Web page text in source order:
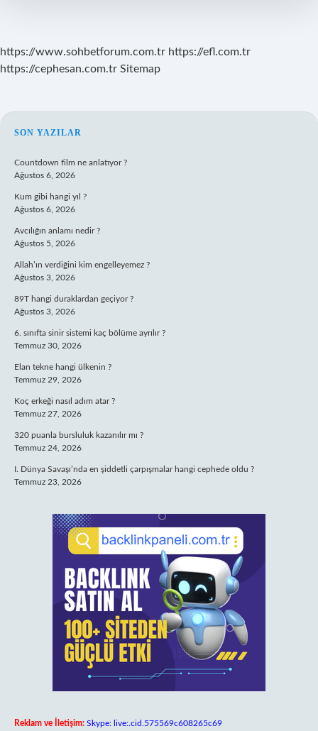
https://www.sohbetforum.com.tr https://efl.com.tr
https://cephesan.com.tr Sitemap
SIDEBAR
SON YAZILAR
Countdown film ne anlatıyor ?
Ağustos 6, 2026
Kum gibi hangi yıl ?
Ağustos 6, 2026
Avcılığın anlamı nedir ?
Ağustos 5, 2026
Allah’ın verdiğini kim engelleyemez ?
Ağustos 3, 2026
89T hangi duraklardan geçiyor ?
Ağustos 3, 2026
6. sınıfta sinir sistemi kaç bölüme ayrılır ?
Temmuz 30, 2026
Elan tekne hangi ülkenin ?
Temmuz 29, 2026
Koç erkeği nasıl adım atar ?
Temmuz 27, 2026
320 puanla bursluluk kazanılır mı ?
Temmuz 24, 2026
I. Dünya Savaşı’nda en şiddetli çarpışmalar hangi cephede oldu ?
Temmuz 23, 2026
Reklam ve İletişim: Skype: live:.cid.575569c608265c69